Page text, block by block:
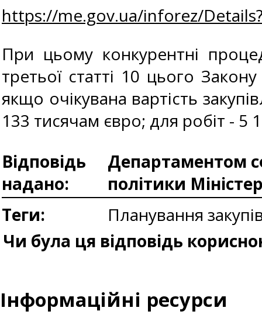
https://me.gov.ua/inforez/
При цьому конкурентні
третьої статті 10 цього
якщо очікувана вартість
133 тисячам євро; для робіт - 5
Відповідь
надано:
Департаментом
політики
Теги:
Планування
Чи була ця відповідь
Інформаційні ресурси